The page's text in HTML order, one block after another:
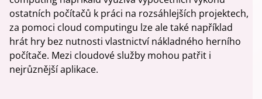
ostatních počítačů k práci na rozsáhlejších projektech,
za pomoci cloud computingu lze ale také například
hrát hry bez nutnosti vlastnictví nákladného herního
počítače. Mezi cloudové služby mohou patřit i
nejrůznější aplikace.